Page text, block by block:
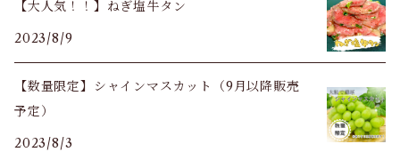
【大人気！！】ねぎ塩牛タン
2023/8/9
【数量限定】シャインマスカット（9月以降販売
予定）
2023/8/3